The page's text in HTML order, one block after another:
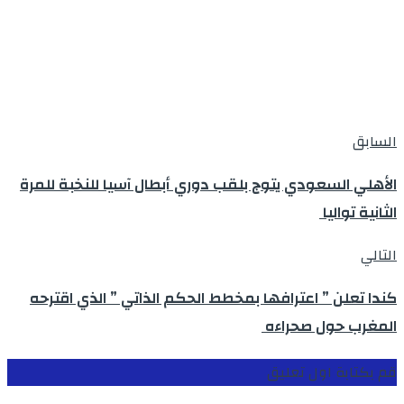
السابق
الأهلي السعودي يتوج بلقب دوري أبطال آسيا للنخبة للمرة
الثانية تواليا
التالي
كندا تعلن ” اعترافها بمخطط الحكم الذاتي ” الذي اقترحه
المغرب حول صحراءه
قم بكتابة اول تعليق